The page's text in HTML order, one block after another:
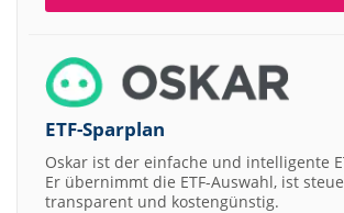
ETF-Sparplan
Oskar ist der einfache und intelligente
Er übernimmt die ETF-Auswahl, ist
transparent und kostengünstig.